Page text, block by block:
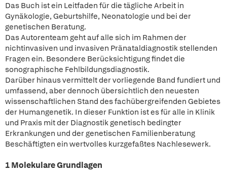
Das Buch ist ein Leitfaden für die tägliche Arbeit in
Gynäkologie, Geburtshilfe, Neonatologie und bei der
genetischen Beratung.
Das Autorenteam geht auf alle sich im Rahmen der
nichtinvasiven und invasiven Pränataldiagnostik stellenden
Fragen ein. Besondere Berücksichtigung findet die
sonographische Fehlbildungsdiagnostik.
Darüber hinaus vermittelt der vorliegende Band fundiert und
umfassend, aber dennoch übersichtlich den neuesten
wissenschaftlichen Stand des fachübergreifenden Gebietes
der Humangenetik. In dieser Funktion ist es für alle in Klinik
und Praxis mit der Diagnostik genetisch bedingter
Erkrankungen und der genetischen Familienberatung
Beschäftigten ein wertvolles kurzgefaßtes Nachlesewerk.
1 Molekulare Grundlagen